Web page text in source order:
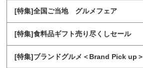
[特集]全国ご当地 グルメフェア
[特集]食料品ギフト売り尽くしセール
[特集]ブランドグルメ＜Brand Pick up＞